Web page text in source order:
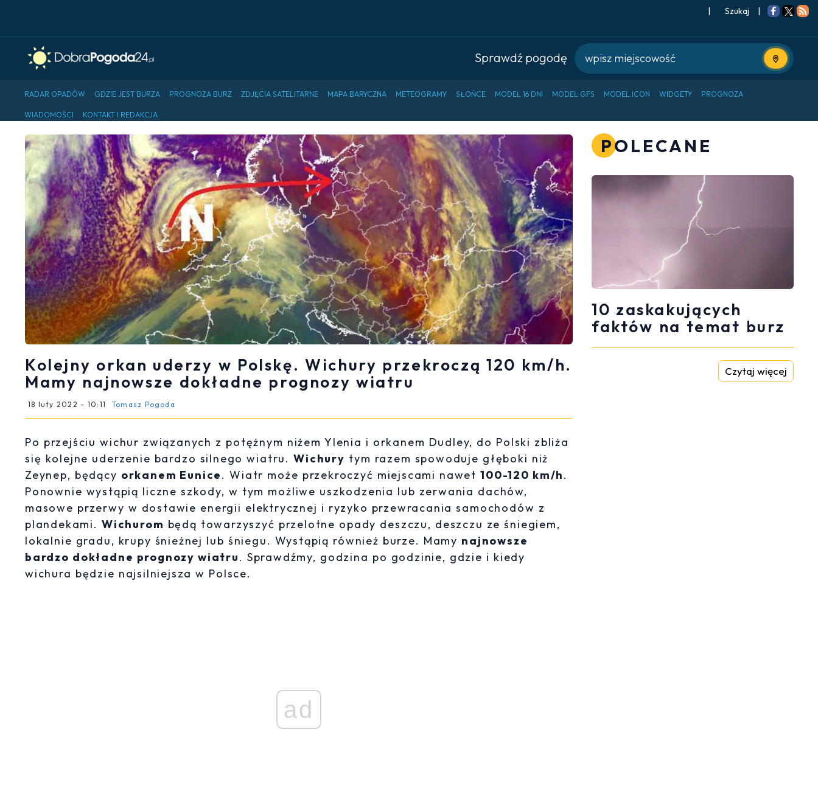
| |
Sprawdź pogodę Użyj
RADAR OPADÓW GDZIE JEST BURZA PROGNOZA BURZ ZDJĘCIA SATELITARNE MAPA BARYCZNA METEOGRAMY SŁOŃCE MODEL 16 DNI MODEL GFS MODEL ICON WIDGETY PROGNOZA
WIADOMOŚCI KONTAKT I REDAKCJA
Kolejny orkan uderzy w Polskę. Wichury przekroczą 120 km/h.
Mamy najnowsze dokładne prognozy wiatru
18 luty 2022 - 10:11 Tomasz Pogoda
Po przejściu wichur związanych z potężnym niżem Ylenia i orkanem Dudley, do Polski zbliża
się kolejne uderzenie bardzo silnego wiatru.Wichury tym razem spowoduje głęboki niż
Zeynep, będący orkanem Eunice. Wiatr może przekroczyć miejscami nawet100-120 km/h.
Ponownie wystąpią liczne szkody, w tym możliwe uszkodzenia lub zerwania dachów,
masowe przerwy w dostawie energii elektrycznej i ryzyko przewracania samochodów z
plandekami. Wichurom będą towarzyszyć przelotne opady deszczu, deszczu ze śniegiem,
lokalnie gradu, krupy śnieżnej lub śniegu. Wystąpią również burze. Mamy najnowsze
bardzo dokładne prognozy wiatru. Sprawdźmy, godzina po godzinie, gdzie i kiedy
wichura będzie najsilniejsza w Polsce.
ad
POLECANE
10 zaskakujących
faktów na temat burz
Czytaj więcej